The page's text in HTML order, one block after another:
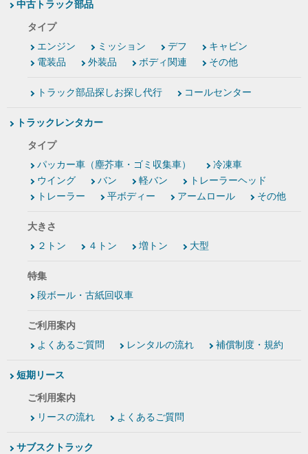
中古トラック部品
タイプ
エンジン
ミッション デフ
キャビン
電装品
外装品 ボディ関連 その他
トラック部品探しお探し代行 コールセンター
トラックレンタカー
タイプ
パッカー車（塵芥車・ゴミ収集車）
冷凍車
ウイング
バン 軽バン
トレーラーヘッド
トレーラー
平ボディー アームロール その他
大きさ
２トン
４トン 増トン 大型
特集
段ボール・古紙回収車
ご利用案内
よくあるご質問
レンタルの流れ 補償制度・規約
短期リース
ご利用案内
リースの流れ
よくあるご質問
サブスクトラック